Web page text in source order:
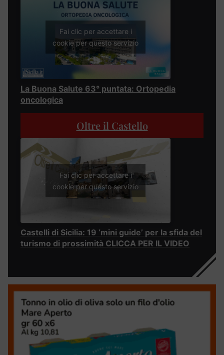
Fai clic per accettare i
cookie per questo servizio
La Buona Salute 63° puntata: Ortopedia
oncologica
Oltre il Castello
Fai clic per accettare i
cookie per questo servizio
Castelli di Sicilia: 19 ‘mini guide’ per la sfida del
turismo di prossimità CLICCA PER IL VIDEO